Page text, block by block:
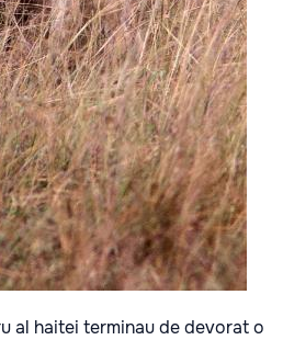
al haitei terminau de devorat o